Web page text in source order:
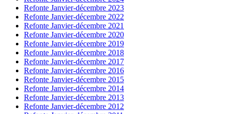
Refonte Janvier-décembre 2023
Refonte Janvier-décembre 2022
Refonte Janvier-décembre 2021
Refonte Janvier-décembre 2020
Refonte Janvier-décembre 2019
Refonte Janvier-décembre 2018
Refonte Janvier-décembre 2017
Refonte Janvier-décembre 2016
Refonte Janvier-décembre 2015
Refonte Janvier-décembre 2014
Refonte Janvier-décembre 2013
Refonte Janvier-décembre 2012